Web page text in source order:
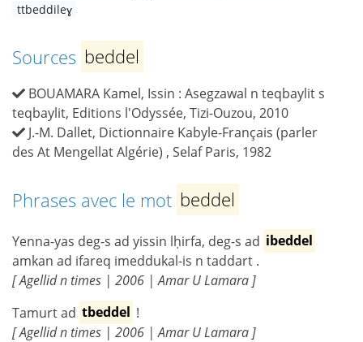
ttbeddileɣ
Sources beddel
BOUAMARA Kamel, Issin : Asegzawal n teqbaylit s
teqbaylit, Editions l'Odyssée, Tizi-Ouzou, 2010
J.-M. Dallet, Dictionnaire Kabyle-Français (parler
des At Mengellat Algérie) , Selaf Paris, 1982
Phrases avec le mot beddel
Yenna-yas deg-s ad yissin lḥirfa, deg-s ad ibeddel
amkan ad ifareq imeddukal-is n taddart .
[ Agellid n times | 2006 | Amar U Lamara ]
Tamurt ad tbeddel !
[ Agellid n times | 2006 | Amar U Lamara ]